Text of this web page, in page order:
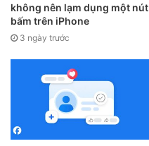
không nên lạm dụng một nút
bấm trên iPhone
3 ngày trước